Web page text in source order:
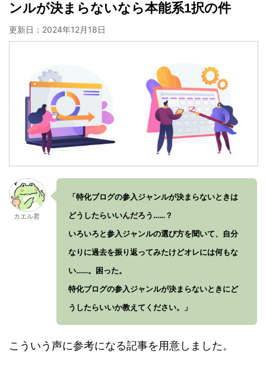
ンルが決まらないなら本能系1択の件
更新日： 2024年12月18日
カエル君
「特化ブログの参入ジャンルが決まらないときは
どうしたらいいんだろう……？
いろいろと参入ジャンルの選び方を聞いて、自分
なりに過去を振り返ってみたけどオレには何もな
い……。困った。
特化ブログの参入ジャンルが決まらないときにど
うしたらいいか教えてください。」
こういう声に参考になる記事を用意しました。